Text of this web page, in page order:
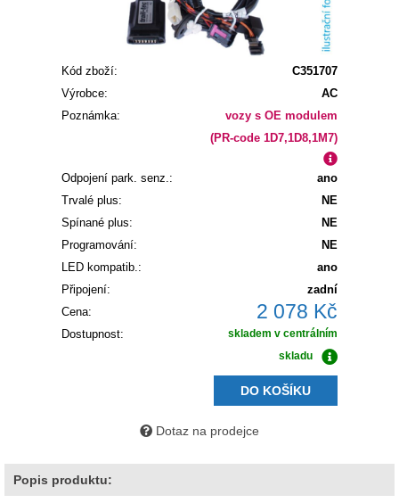
Kód zboží:
C351707
Výrobce:
AC
Poznámka:
vozy s OE modulem
(PR-code 1D7,1D8,1M7)
Odpojení park. senz.:
ano
Trvalé plus:
NE
Spínané plus:
NE
Programování:
NE
LED kompatib.:
ano
Připojení:
zadní
Cena:
2 078 Kč
Dostupnost:
skladem v centrálním
skladu
DO KOŠÍKU
Dotaz na prodejce
Popis produktu: